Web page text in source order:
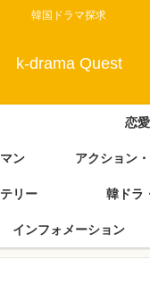
韓国ドラマ探求
k-drama Quest
恋
ン アクション
リー 韓ドラ
インフォメーション